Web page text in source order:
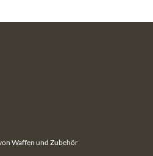
Waffen und Zubehör